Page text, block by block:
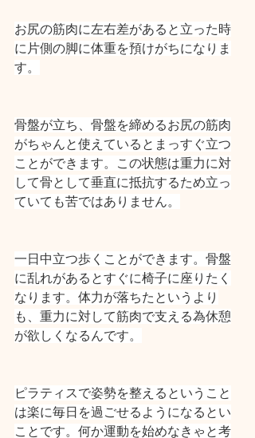
お尻の筋肉に左右差があると立った時
に片側の脚に体重を預けがちになりま
す。
骨盤が立ち、骨盤を締めるお尻の筋肉
がちゃんと使えているとまっすぐ立つ
ことができます。この状態は重力に対
して骨として垂直に抵抗するため立っ
ていても苦ではありません。
一日中立つ歩くことができます。骨盤
に乱れがあるとすぐに椅子に座りたく
なります。体力が落ちたというより
も、重力に対して筋肉で支える為休憩
が欲しくなるんです。
ピラティスで姿勢を整えるということ
は楽に毎日を過ごせるようになるとい
ことです。何か運動を始めなきゃと考